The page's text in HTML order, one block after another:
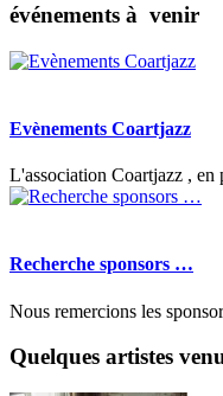
événements à venir
Evènements Coartjazz
L'association Coartjazz , en
Recherche sponsors …
Nous remercions les
Quelques artistes